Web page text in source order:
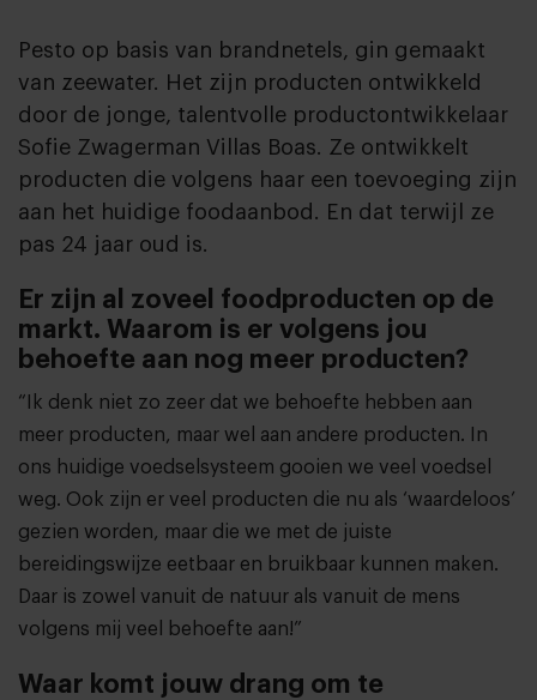
Pesto op basis van brandnetels, gin gemaakt
van zeewater. Het zijn producten ontwikkeld
door de jonge, talentvolle productontwikkelaar
Sofie Zwagerman Villas Boas. Ze ontwikkelt
producten die volgens haar een toevoeging zijn
aan het huidige foodaanbod. En dat terwijl ze
pas 24 jaar oud is.
Er zijn al zoveel foodproducten op de
markt. Waarom is er volgens jou
behoefte aan nog meer producten?
“Ik denk niet zo zeer dat we behoefte hebben aan
meer producten, maar wel aan andere producten. In
ons huidige voedselsysteem gooien we veel voedsel
weg. Ook zijn er veel producten die nu als ‘waardeloos’
gezien worden, maar die we met de juiste
bereidingswijze eetbaar en bruikbaar kunnen maken.
Daar is zowel vanuit de natuur als vanuit de mens
volgens mij veel behoefte aan!”
Waar komt jouw drang om te